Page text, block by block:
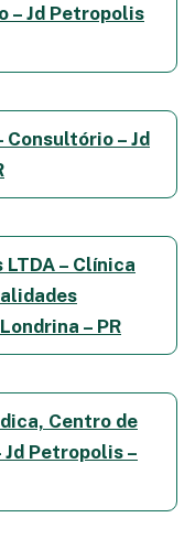
– Jd Petropolis
Consultório – Jd
– Clínica
– PR
Centro de
Petropolis –